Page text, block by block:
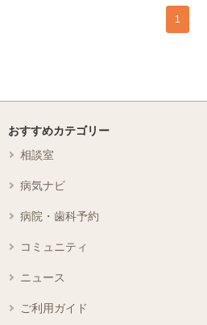
1
おすすめカテゴリー
相談室
病気ナビ
病院・歯科予約
コミュニティ
ニュース
ご利用ガイド